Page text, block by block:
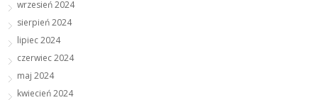
wrzesień 2024
sierpień 2024
lipiec 2024
czerwiec 2024
maj 2024
kwiecień 2024